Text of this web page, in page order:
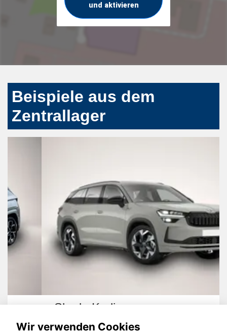
und aktivieren
Beispiele aus dem
Zentrallager
Skoda Kodiaq
Wir verwenden Cookies